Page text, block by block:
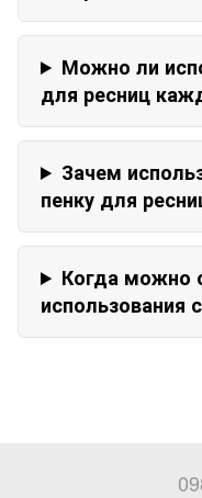
Можно ли
для ресниц
Зачем
пенку для
Когда можно
использования